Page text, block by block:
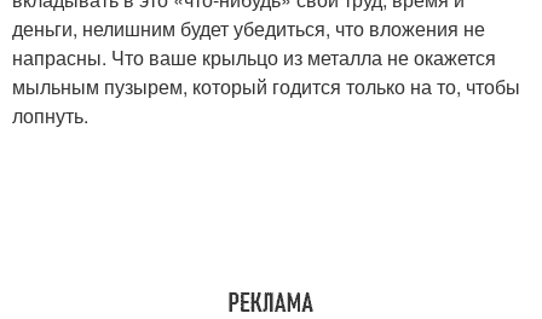
Крыльца из дерева Ступени для крыльца
деньги, нелишним будет убедиться, что вложения не
напрасны. Что ваше крыльцо из металла не окажется
мыльным пузырем, который годится только на то, чтобы
лопнуть.